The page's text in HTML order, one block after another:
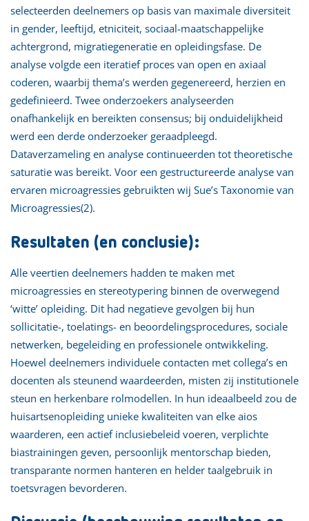
selecteerden deelnemers op basis van maximale diversiteit
in gender, leeftijd, etniciteit, sociaal-maatschappelijke
achtergrond, migratiegeneratie en opleidingsfase. De
analyse volgde een iteratief proces van open en axiaal
coderen, waarbij thema’s werden gegenereerd, herzien en
gedefinieerd. Twee onderzoekers analyseerden
onafhankelijk en bereikten consensus; bij onduidelijkheid
werd een derde onderzoeker geraadpleegd.
Dataverzameling en analyse continueerden tot theoretische
saturatie was bereikt. Voor een gestructureerde analyse van
ervaren microagressies gebruikten wij Sue’s Taxonomie van
Microagressies(2).
Resultaten (en conclusie):
Alle veertien deelnemers hadden te maken met
microagressies en stereotypering binnen de overwegend
‘witte’ opleiding. Dit had negatieve gevolgen bij hun
sollicitatie-, toelatings- en beoordelingsprocedures, sociale
netwerken, begeleiding en professionele ontwikkeling.
Hoewel deelnemers individuele contacten met collega’s en
docenten als steunend waardeerden, misten zij institutionele
steun en herkenbare rolmodellen. In hun ideaalbeeld zou de
huisartsenopleiding unieke kwaliteiten van elke aios
waarderen, een actief inclusiebeleid voeren, verplichte
biastrainingen geven, persoonlijk mentorschap bieden,
transparante normen hanteren en helder taalgebruik in
toetsvragen bevorderen.